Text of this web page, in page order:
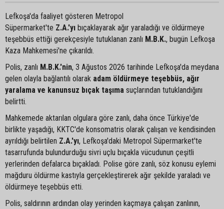
Lefkoşa'da faaliyet gösteren Metropol
Süpermarket'te Z.A.'yı bıçaklayarak ağır yaraladığı ve öldürmeye
teşebbüs ettiği gerekçesiyle tutuklanan zanlı M.B.K., bugün Lefkoşa
Kaza Mahkemesi'ne çıkarıldı.
Polis, zanlı M.B.K.'nin, 3 Ağustos 2026 tarihinde Lefkoşa'da meydana
gelen olayla bağlantılı olarak adam öldürmeye teşebbüs, ağır
yaralama ve kanunsuz bıçak taşıma suçlarından tutuklandığını
belirtti.
Mahkemede aktarılan olgulara göre zanlı, daha önce Türkiye'de
birlikte yaşadığı, KKTC'de konsomatris olarak çalışan ve kendisinden
ayrıldığı belirtilen Z.A.'yı, Lefkoşa'daki Metropol Süpermarket'te
tasarrufunda bulundurduğu sivri uçlu bıçakla vücudunun çeşitli
yerlerinden defalarca bıçakladı. Polise göre zanlı, söz konusu eylemi
mağduru öldürme kastıyla gerçekleştirerek ağır şekilde yaraladı ve
öldürmeye teşebbüs etti.
Polis, saldırının ardından olay yerinden kaçmaya çalışan zanlının,